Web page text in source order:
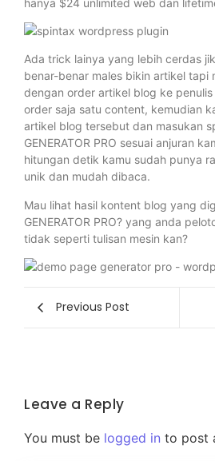
Ada trick lainya yang lebih cerdas
benar-benar males bikin artikel tapi
dengan order artikel blog ke
order saja satu content, kemudian
artikel blog tersebut dan masukan
GENERATOR PRO sesuai anjuran
hitungan detik kamu sudah punya
unik dan mudah dibaca.
Mau lihat hasil kontent blog yang
GENERATOR PRO? yang anda
tidak seperti tulisan mesin kan?
Previous Post
Leave a Reply
You must be logged in to post